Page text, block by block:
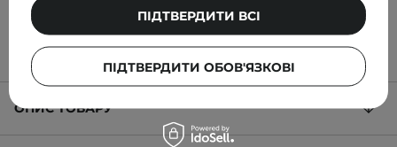
399,00 ГРН 390,00 ГРН
ОПИС ТОВАРУ
ПІДТВЕРДИТИ ОБОВ'ЯЗКОВІ
ПІДТВЕРДИТИ ВСІ